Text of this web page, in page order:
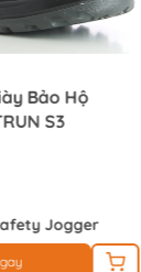
Bảo Hộ
S3
Jogger